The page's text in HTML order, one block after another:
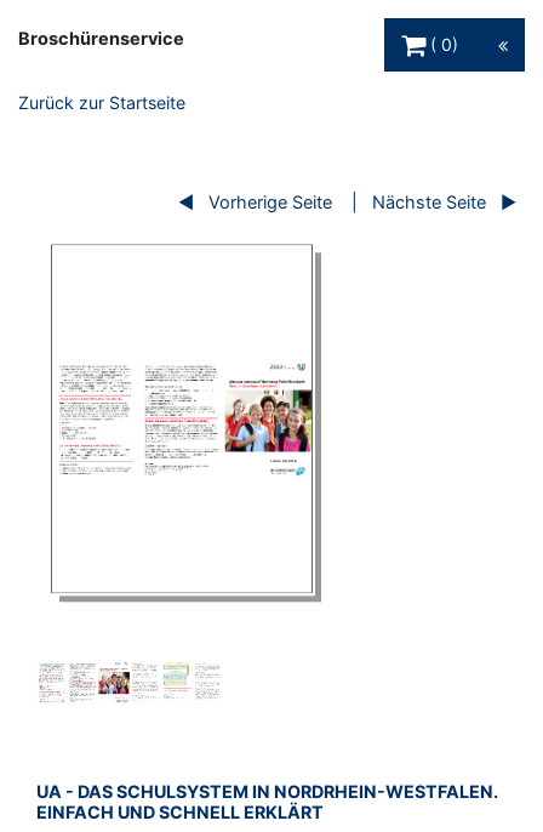
Broschürenservice
0
Zurück zur Startseite
Vorherige Seite Nächste Seite
BROSCHÜRE:
UA - DAS SCHULSYSTEM IN NORDRHEIN-WESTFALEN.
EINFACH UND SCHNELL ERKLÄRT